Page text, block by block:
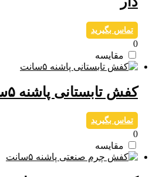
تماس بگیرید
0
مقایسه
کفش تابستانی پاشنه ۵سانت
تماس بگیرید
0
مقایسه